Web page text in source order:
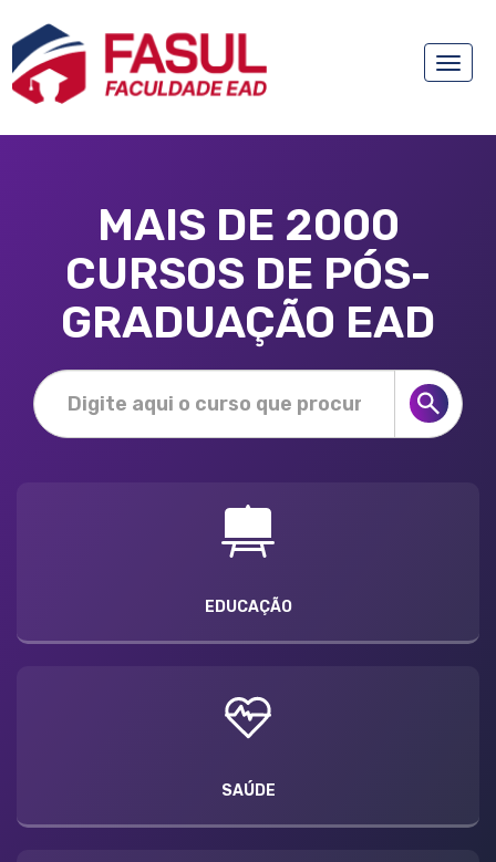
Toggle
MAIS DE 2000
CURSOS DE PÓS-
GRADUAÇÃO EAD
EDUCAÇÃO
SAÚDE